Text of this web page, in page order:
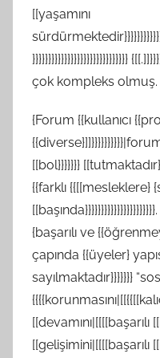
[[yaşamını
}}}}}}}}}}}}}}}}}}}}}}}}}}}}}}
çok kompleks olmuş.
{Forum {{kullanıcı
[[bol}}}}}}}
{{farklı {{[[mesleklere}
{başarılı ve
çapında {{üyeler}
sayılmaktadır}}}}}}}
[[devamını|[[[[başarılı
[[gelişimini|[[[[başarılı